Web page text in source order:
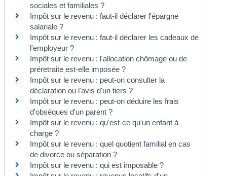
sociales et familiales ?
Impôt sur le revenu : faut-il déclarer l'épargne
salariale ?
Impôt sur le revenu : faut-il déclarer les cadeaux de
l'employeur ?
Impôt sur le revenu : l'allocation chômage ou de
préretraite est-elle imposée ?
Impôt sur le revenu : peut-on consulter la
déclaration ou l'avis d'un tiers ?
Impôt sur le revenu : peut-on déduire les frais
d'obsèques d'un parent ?
Impôt sur le revenu : qu'est-ce qu'un enfant à
charge ?
Impôt sur le revenu : quel quotient familial en cas
de divorce ou séparation ?
Impôt sur le revenu : qui est imposable ?